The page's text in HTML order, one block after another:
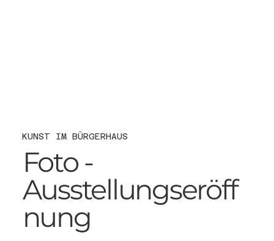
KUNST IM BÜRGERHAUS
Foto -
Ausstellungseröff
nung